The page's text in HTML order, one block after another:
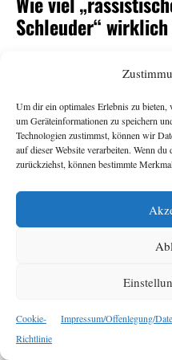
Um dir ein optimales Erlebnis zu
um Geräteinformationen zu speichern
Technologien zustimmst, können wir
auf dieser Website verarbeiten. Wenn
zurückziehst, können bestimmte
Cookie-
Richtlinie
Impressum/Offenlegung/
Schleuder“
11.
Exxpress-Herausgeberin
Generalsposten. Armin
seine Ratlosigkeit über ihre
Stiftungsrat kund und
rassistische Fake News-
Empörung, vor allem beim
Redaktion ihr eigener